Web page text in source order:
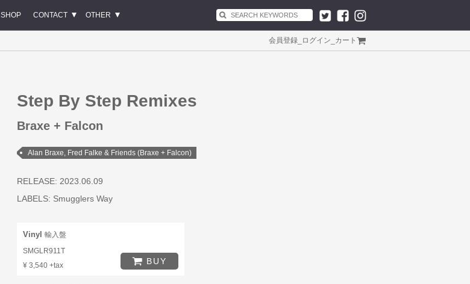
SHOP CONTACT OTHER
会員登録 ログイン カート
Step By Step Remixes
Braxe + Falcon
Alan Braxe, Fred Falke & Friends (Braxe + Falcon)
RELEASE: 2023.06.09
LABELS: Smugglers Way
Vinyl 輸入盤
SMGLR911T
¥ 3,540 +tax
BUY